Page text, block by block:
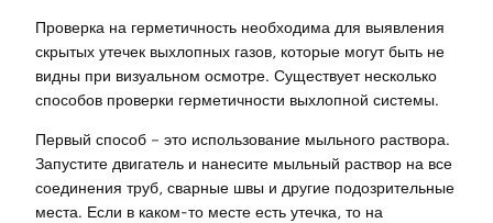
Проверка на герметичность необходима для выявления
скрытых утечек выхлопных газов, которые могут быть не
видны при визуальном осмотре. Существует несколько
способов проверки герметичности выхлопной системы.
Первый способ – это использование мыльного раствора.
Запустите двигатель и нанесите мыльный раствор на все
соединения труб, сварные швы и другие подозрительные
места. Если в каком-то месте есть утечка, то на